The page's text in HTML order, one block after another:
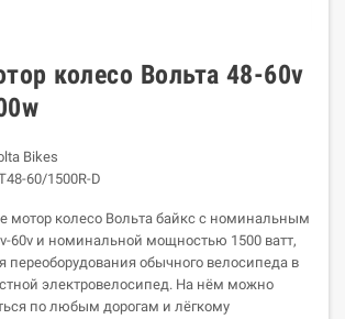
колесо Вольта 48-60v
Bikes
60/1500R-D
мотор колесо Вольта байкс с номинальным
60v и номинальной мощностью 1500 ватт,
переоборудования обычного велосипеда в
электровелосипед. На нём можно
по любым дорогам и лёгкому